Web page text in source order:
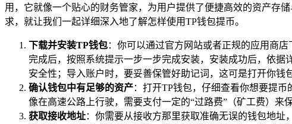
用，它就像一个贴心的财务管家，为用户提供了便捷高效的资产存
求，就让我们一起详细深入地了解怎样使用TP钱包提币。
下载并安装TP钱包：你可以通过官方网站或者正规的应用商
完成后，按照系统提示一步一步完成安装，安装成功后，依
安全性；导入账户时，要妥善保管好助记词，这可是打开你钱包
确认钱包中有足够的资产：打开TP钱包，仔细查看你想要提
像在高速公路上行驶，需要支付一定的“过路费”（矿工费）来
获取接收地址：你需要从接收方那里获取准确无误的钱包地址